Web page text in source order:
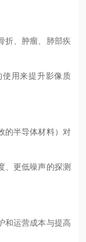
折、肿瘤、肺部疾
用来提升影像质
的半导体材料）对
、更低噪声的探测
和运营成本与提高